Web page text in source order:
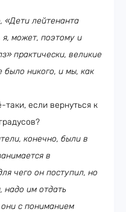
«Дети лейтенанта
может, поэтому и
практически, великие
никого, и мы, как
таки, если вернуться к
конечно, были в
в
чего он поступил, но
надо им отдать
с пониманием